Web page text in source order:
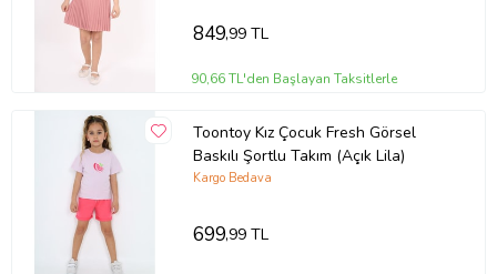
849,99 TL
90,66 TL'den Başlayan Taksitlerle
Toontoy Kız Çocuk Fresh Görsel
Baskılı Şortlu Takım (Açık Lila)
Kargo Bedava
699,99 TL